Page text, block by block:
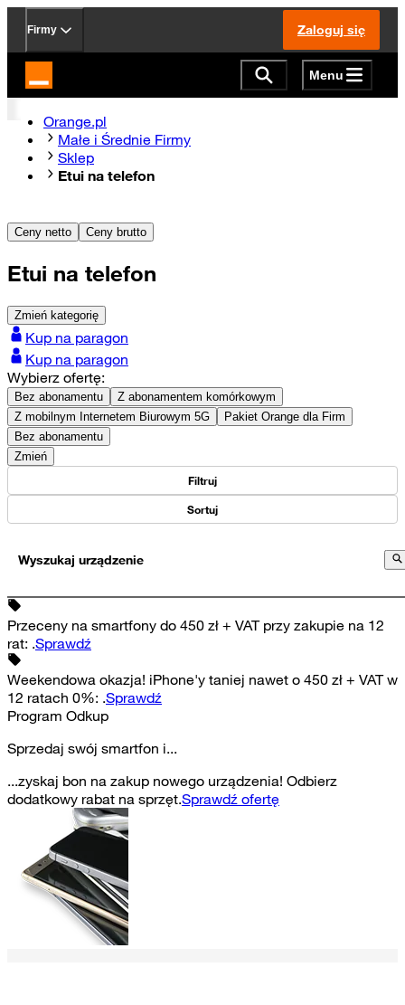
Firmy Zaloguj się
Strona główna Orange.pl Menu
Orange.pl
Małe i Średnie Firmy
Sklep
Etui na telefon
Ceny netto Ceny brutto
Etui na telefon
Zmień kategorię
Kup na paragon
Kup na paragon
Wybierz ofertę:
Bez abonamentu
Z abonamentem komórkowym
Z mobilnym Internetem Biurowym 5G
Pakiet Orange dla Firm
Bez abonamentu
Zmień
Filtruj
Sortuj
Wyszukaj urządzenie
Przeceny na smartfony do 450 zł + VAT przy zakupie na 12
rat: .Sprawdź
Weekendowa okazja! iPhone'y taniej nawet o 450 zł + VAT w
12 ratach 0%: .Sprawdź
Program Odkup
Sprzedaj swój smartfon i...
...zyskaj bon na zakup nowego urządzenia! Odbierz
dodatkowy rabat na sprzęt.Sprawdź ofertę